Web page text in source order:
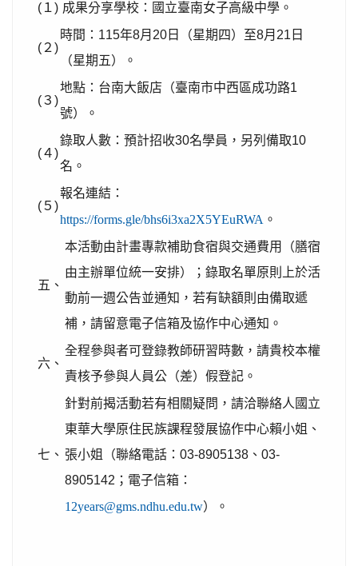
(１) 成果分享學校：國立臺南女子高級中學。
(２)
時間：115年8月20日（星期四）至8月21日
（星期五）。
(３)
地點：台南大飯店（臺南市中西區成功路1
號）。
(４)
錄取人數：預計招收30名學員，另列備取10
名。
(５)
報名連結：
https://forms.gle/bhs6i3xa2X5YEuRWA 。
五、
本活動由計畫專款補助食宿與交通費用（膳宿
由主辦單位統一安排）；錄取名單原則上於活
動前一週公告並通知，若有缺額則由備取遞
補，請留意電子信箱及協作中心通知。
六、
全程參與者可登錄教師研習時數，請貴校本權
責核予參與人員公（差）假登記。
七、
針對前揭活動若有相關疑問，請洽聯絡人國立
東華大學原住民族課程發展協作中心賴小姐、
張小姐（聯絡電話：03-8905138、03-
8905142；電子信箱：
12years@gms.ndhu.edu.tw）。